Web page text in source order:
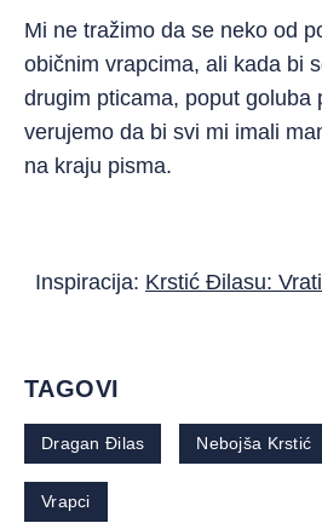
Mi ne tražimo da se neko od
običnim vrapcima, ali kada bi
drugim pticama, poput goluba
verujemo da bi svi mi imali
na kraju pisma.
Inspiracija: Krstić Đilasu:
TAGOVI
Dragan Đilas Nebojša Krstić
Vrapci